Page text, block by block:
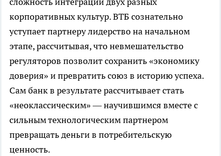
корпоративных культур. ВТБ сознательно
уступает партнеру лидерство на начальном
этапе, рассчитывая, что невмешательство
регуляторов позволит сохранить «экономику
доверия» и превратить союз в историю успеха.
Сам банк в результате рассчитывает стать
«неоклассическим» — научившимся вместе с
сильным технологическим партнером
превращать деньги в потребительскую
ценность.